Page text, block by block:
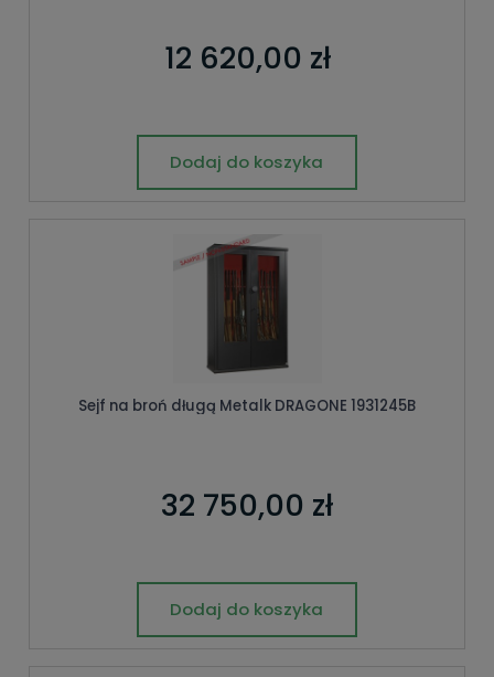
12 620,00 zł
Dodaj do koszyka
Sejf na broń długą Metalk DRAGONE 1931245B
32 750,00 zł
Dodaj do koszyka